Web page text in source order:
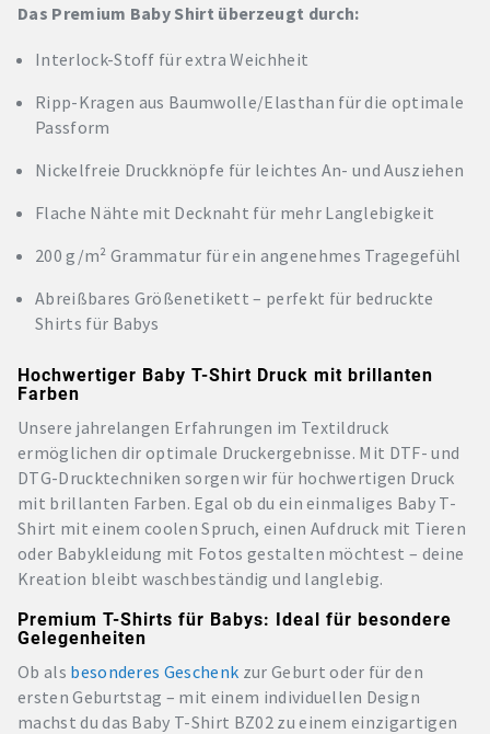
Das Premium Baby Shirt überzeugt durch:
Interlock-Stoff für extra Weichheit
Ripp-Kragen aus Baumwolle/Elasthan für die optimale
Passform
Nickelfreie Druckknöpfe für leichtes An- und Ausziehen
Flache Nähte mit Decknaht für mehr Langlebigkeit
200 g/m² Grammatur für ein angenehmes Tragegefühl
Abreißbares Größenetikett – perfekt für bedruckte
Shirts für Babys
Hochwertiger Baby T-Shirt Druck mit brillanten
Farben
Unsere jahrelangen Erfahrungen im Textildruck
ermöglichen dir optimale Druckergebnisse. Mit DTF- und
DTG-Drucktechniken sorgen wir für hochwertigen Druck
mit brillanten Farben. Egal ob du ein einmaliges Baby T-
Shirt mit einem coolen Spruch, einen Aufdruck mit Tieren
oder Babykleidung mit Fotos gestalten möchtest – deine
Kreation bleibt waschbeständig und langlebig.
Premium T-Shirts für Babys: Ideal für besondere
Gelegenheiten
Ob als besonderes Geschenk zur Geburt oder für den
ersten Geburtstag – mit einem individuellen Design
machst du das Baby T-Shirt BZ02 zu einem einzigartigen